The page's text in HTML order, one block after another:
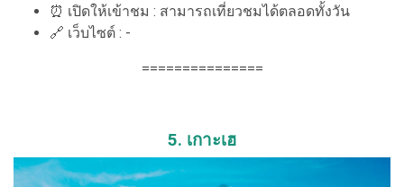
⏰ เปิดให้เข้าชม : สามารถเที่ยวชมได้ตลอดทั้งวัน
🔗 เว็บไซต์ : -
===============
5. เกาะเฮ